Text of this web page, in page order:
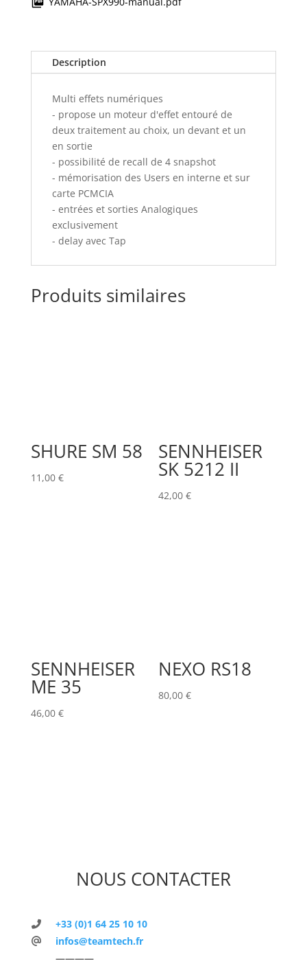
Description
Multi effets numériques
- propose un moteur d'effet entouré de
deux traitement au choix, un devant et un
en sortie
- possibilité de recall de 4 snapshot
- mémorisation des Users en interne et sur
carte PCMCIA
- entrées et sorties Analogiques
exclusivement
- delay avec Tap
Produits similaires
SHURE SM 58
11,00 €
SENNHEISER
SK 5212 II
42,00€
SENNHEISER
ME 35
46,00 €
NEXO RS18
80,00€
NOUS CONTACTER
+33 (0)1 64 25 10 10
infos@teamtech.fr
————